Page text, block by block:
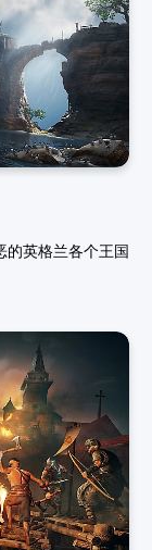
的英格兰各个王国